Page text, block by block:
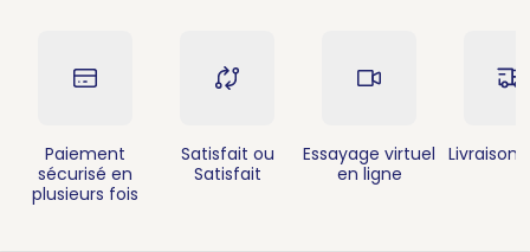
Paiement
sécurisé en
plusieurs fois
Satisfait ou
Satisfait
Essayage virtuel
en ligne
Livraison